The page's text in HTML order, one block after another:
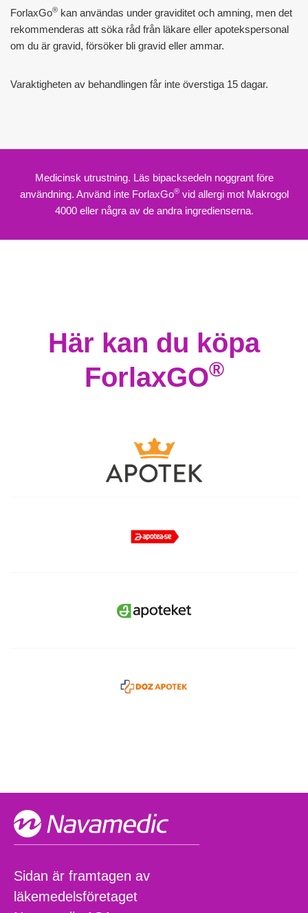
ForlaxGo® kan användas under graviditet och amning, men det
rekommenderas att söka råd från läkare eller apotekspersonal
om du är gravid, försöker bli gravid eller ammar.
Varaktigheten av behandlingen får inte överstiga 15 dagar.
Medicinsk utrustning. Läs bipacksedeln noggrant före
användning. Använd inte ForlaxGo®vid allergi mot Makrogol
4000 eller några av de andra ingredienserna.
Här kan du köpa
ForlaxGO®
Logo
oss
Sidan är framtagen av
läkemedelsföretaget